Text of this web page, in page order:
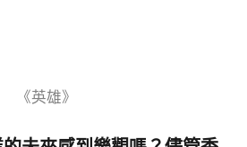
《英雄》